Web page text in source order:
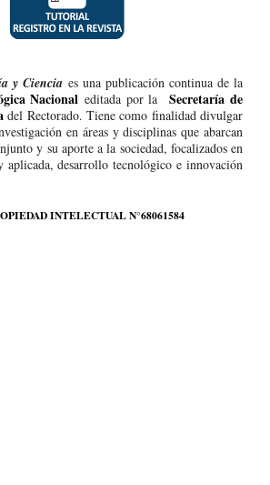
y Ciencia es una publicación continua de la
Nacional editada por laSecretaría de
del Rectorado. Tiene como finalidad divulgar
en áreas y disciplinas que abarcan
y su aporte a la sociedad, focalizados en
aplicada, desarrollo tecnológico e innovación
INTELECTUAL N°68061584